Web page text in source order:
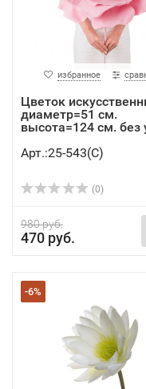
избранное
Цветок
диаметр=51 см.
высота=124 см. без
Арт.:25-543(C)
(0)
980 руб.
470 руб.
-6%